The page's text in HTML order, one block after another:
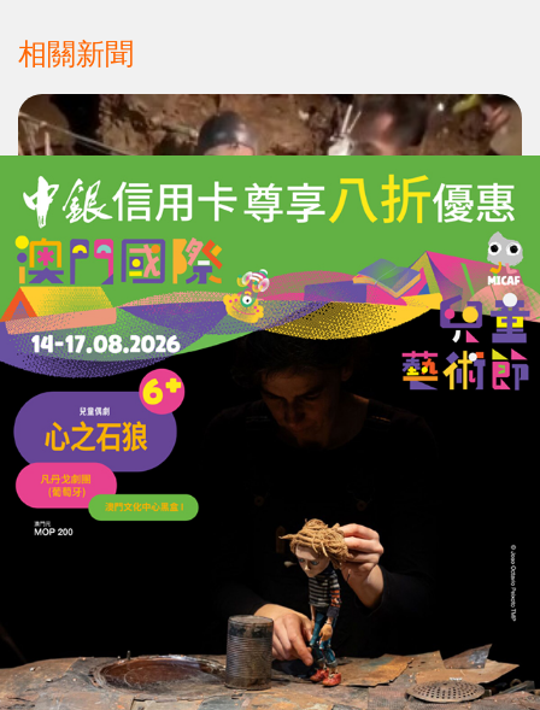
相關新聞
老撾七名淘金村民受困洞穴10天
五人生還獲救兩人仍失蹤
31/05/2026